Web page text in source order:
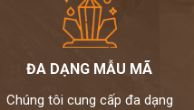
ĐA DẠNG MẪU MÃ
Chúng tôi cung cấp đa dạng